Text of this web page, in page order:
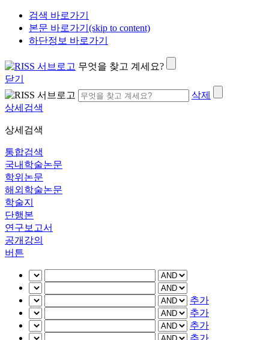
검색 바로가기
본문 바로가기(skip to content)
하단정보 바로가기
무엇을 찾고 계세요?
닫기
삭제
상세검색
상세검색
통합검색
국내학술논문
학위논문
해외학술논문
학술지
단행본
연구보고서
공개강의
버튼
추가
추가
추가
추가